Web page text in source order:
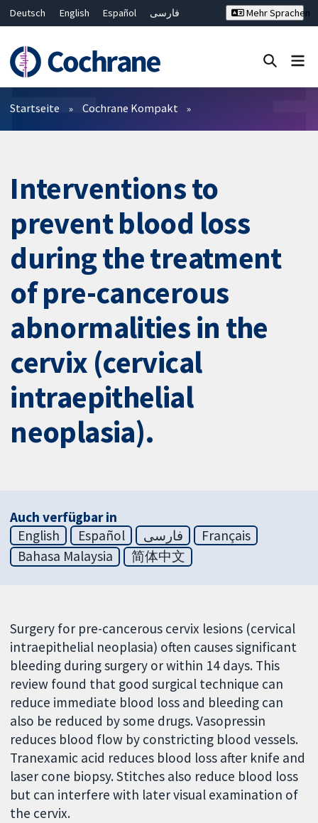
Deutsch English Español
فارسی
Bahasa Malaysia
ไทย
繁體中文
简体中文
Mehr Sprachen
Filter
Startseite Cochrane Kompakt
Interventions to
prevent blood loss
during the treatment
of pre-cancerous
abnormalities in the
cervix (cervical
intraepithelial
neoplasia).
Auch verfügbar in
English
Español فارسی
Français
Bahasa Malaysia
简体中文
Surgery for pre-cancerous cervix lesions (cervical
intraepithelial neoplasia) often causes significant
bleeding during surgery or within 14 days. This
review found that good surgical technique can
reduce immediate blood loss and bleeding can
also be reduced by some drugs. Vasopressin
reduces blood flow by constricting blood vessels.
Tranexamic acid reduces blood loss after knife and
laser cone biopsy. Stitches also reduce blood loss
but can interfere with later visual examination of
the cervix.